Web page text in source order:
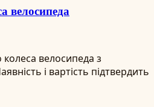
велосипеда
велосипеда з
і вартість підтвердить